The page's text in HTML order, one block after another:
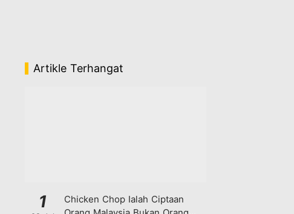
Artikle Terhangat
1
Chicken Chop Ialah Ciptaan